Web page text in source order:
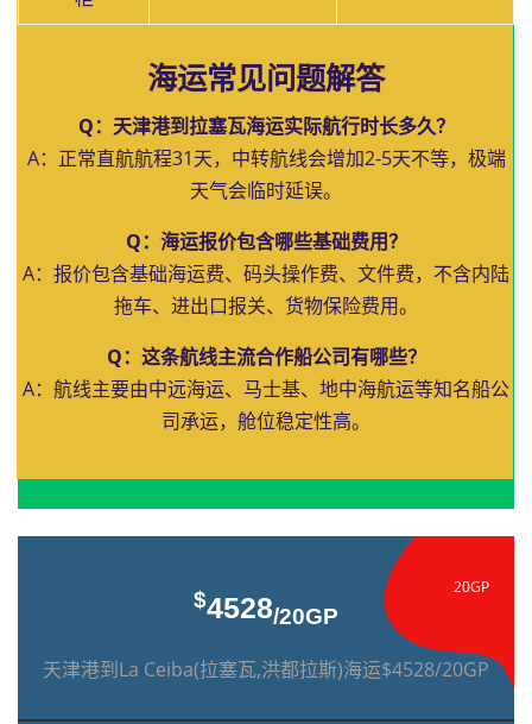
海运常见问题解答
Q：天津港到拉塞瓦海运实际航行时长多久？
A：正常直航航程31天，中转航线会增加2-5天不等，极端
天气会临时延误。
Q：海运报价包含哪些基础费用？
A：报价包含基础海运费、码头操作费、文件费，不含内陆
拖车、进出口报关、货物保险费用。
Q：这条航线主流合作船公司有哪些？
A：航线主要由中远海运、马士基、地中海航运等知名船公
司承运，舱位稳定性高。
20GP
$4528/20GP
天津港到La Ceiba(拉塞瓦,洪都拉斯)海运$4528/20GP